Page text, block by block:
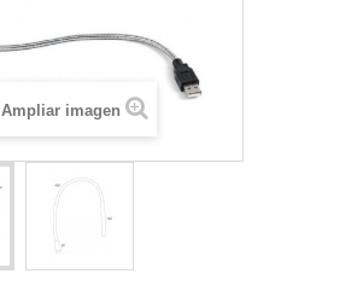
Ampliar imagen